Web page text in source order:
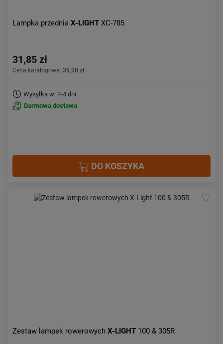
Lampka przednia X-LIGHT XC-785
31,85 zł
Cena katalogowa: 39,90 zł
Wysyłka w: 3-4 dni
Darmowa dostawa
DO KOSZYKA
Zestaw lampek rowerowych X-LIGHT 100 & 305R